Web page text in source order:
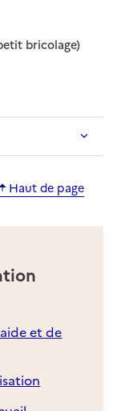
bricolage): disponible
: non
Haut de page
et de